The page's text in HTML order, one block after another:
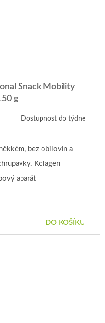
Snack Mobility
g
Dostupnost do týdne
DO KOŠÍKU
bez obilovin a
Kolagen
aparát